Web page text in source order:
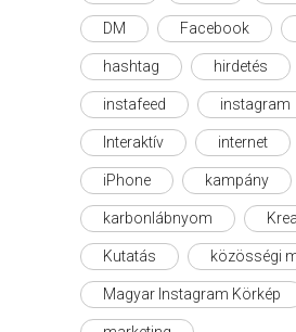
DM Facebook
hashtag hirdetés
instafeed instagram
Interaktív internet
iPhone kampány
karbonlábnyom
Kutatás közösségi
Magyar Instagram Körkép